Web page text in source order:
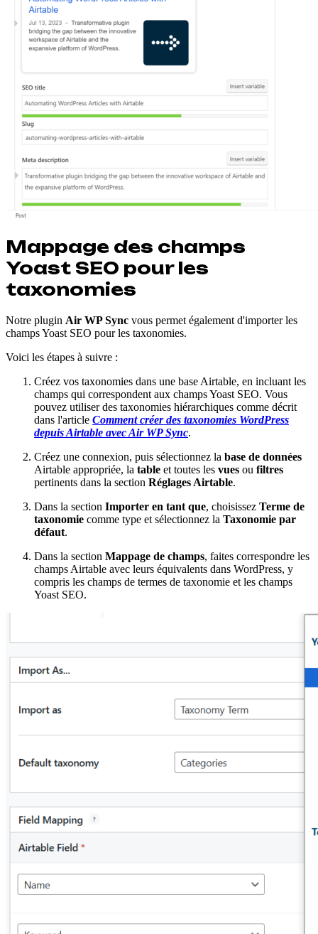
Mappage des champs
Yoast SEO pour les
taxonomies
Notre plugin Air WP Sync vous permet également d'importer les
champs Yoast SEO pour les taxonomies.
Voici les étapes à suivre :
Créez vos taxonomies dans une base Airtable, en incluant les
champs qui correspondent aux champs Yoast SEO. Vous
pouvez utiliser des taxonomies hiérarchiques comme décrit
dans l'article Comment créer des taxonomies WordPress
depuis Airtable avec Air WP Sync.
Créez une connexion, puis sélectionnez la base de données
Airtable appropriée, la table et toutes les vues ou filtres
pertinents dans la section Réglages Airtable.
Dans la section Importer en tant que, choisissez Terme de
taxonomie comme type et sélectionnez la Taxonomie par
défaut.
Dans la section Mappage de champs, faites correspondre les
champs Airtable avec leurs équivalents dans WordPress, y
compris les champs de termes de taxonomie et les champs
Yoast SEO.